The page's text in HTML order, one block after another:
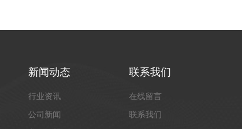
新闻动态
行业资讯
公司新闻
联系我们
在线留言
联系我们